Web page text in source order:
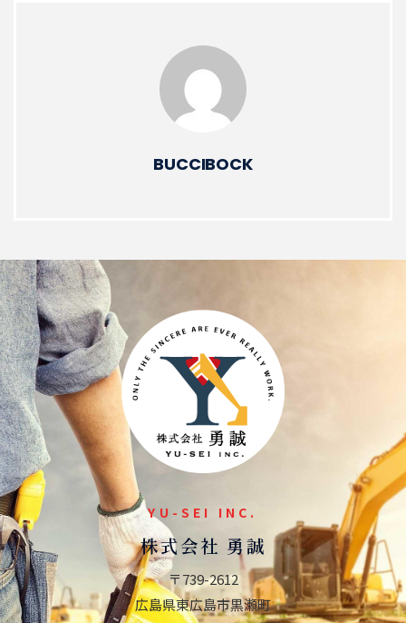
BUCCIBOCK
YU-SEI INC.
株式会社 勇誠
〒739-2612
広島県東広島市黒瀬町